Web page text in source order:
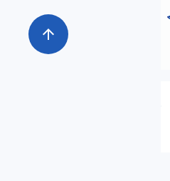
arrow_upward